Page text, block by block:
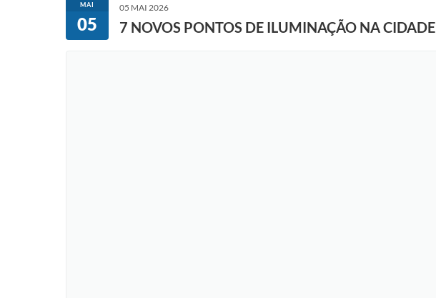
MAI
05
05 MAI 2026
7 NOVOS PONTOS DE ILUMINAÇÃO NA CIDADE